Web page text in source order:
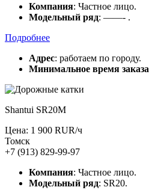
Компания: Частное лицо.
Модельный ряд: ——- .
Подробнее
Адрес: работаем по городу.
Минимальное время заказа
Shantui SR20M
Цена: 1 900 RUR/ч
Томск
+7 (913) 829-99-97
Компания: Частное лицо.
Модельный ряд: SR20.